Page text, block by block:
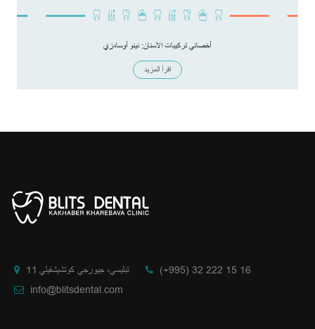
أخصائي تركيبات الأسنان: نينو أوسادزي
اقرأ المزيد
تبليسي، جيورجي كوتشيشفيلي 11
(+995) 32 222 15 16
info@blitsdental.com